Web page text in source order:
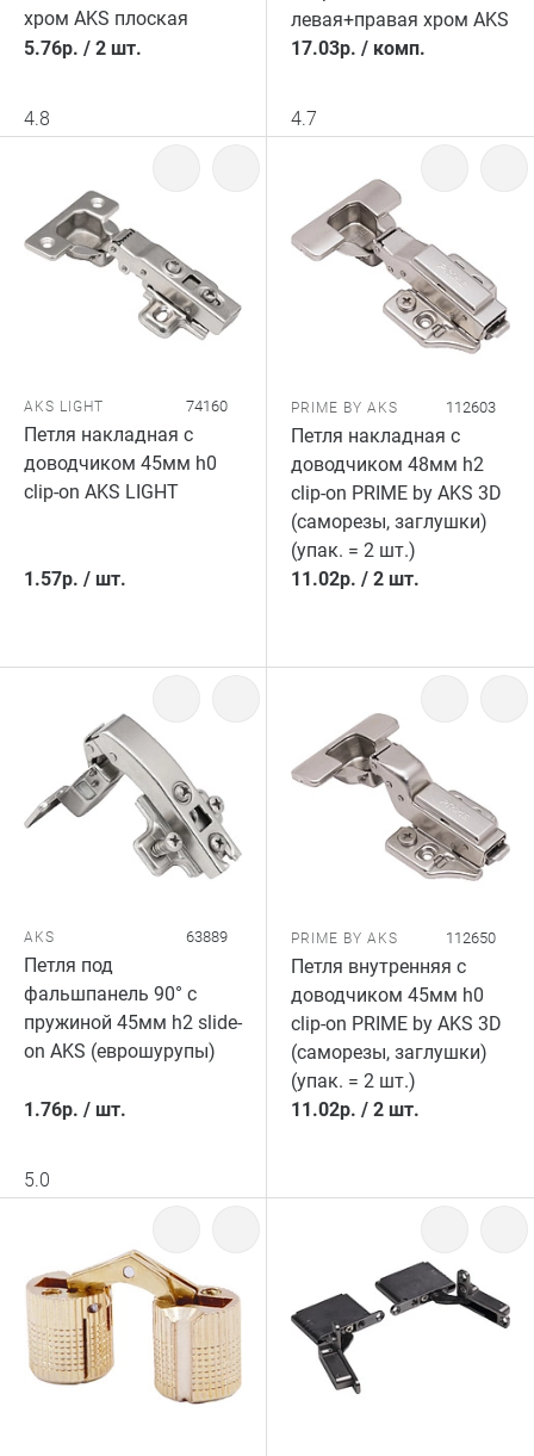
хром AKS плоская
5.76р. / 2 шт.
4.8
левая+правая хром AKS
17.03р. / комп.
4.7
AKS LIGHT 74160
Петля накладная с
доводчиком 45мм h0
clip-on AKS LIGHT
1.57р. / шт.
PRIME BY AKS 112603
Петля накладная с
доводчиком 48мм h2
clip-on PRIME by AKS 3D
(саморезы, заглушки)
(упак. = 2 шт.)
11.02р. / 2 шт.
AKS 63889
Петля под
фальшпанель 90° с
пружиной 45мм h2 slide-
on AKS (еврошурупы)
1.76р. / шт.
5.0
PRIME BY AKS 112650
Петля внутренняя с
доводчиком 45мм h0
clip-on PRIME by AKS 3D
(саморезы, заглушки)
(упак. = 2 шт.)
11.02р. / 2 шт.